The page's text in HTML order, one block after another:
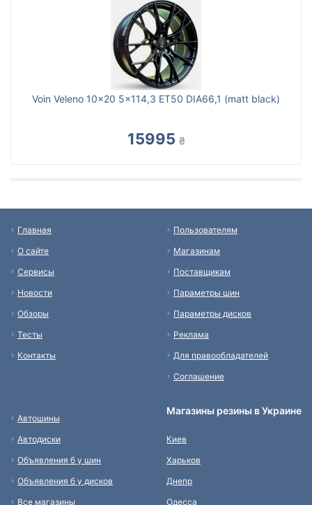
Voin Veleno 10x20 5x114,3 ET50 DIA66,1 (matt black)
15995 ₴
Главная
О сайте
Сервисы
Новости
Обзоры
Тесты
Контакты
Пользователям
Магазинам
Поставщикам
Параметры шин
Параметры дисков
Реклама
Для правообладателей
Соглашение
Автошины
Автодиски
Объявления б у шин
Объявления б у дисков
Все магазины
Магазины резины в Украине
Киев
Харьков
Днепр
Одесса